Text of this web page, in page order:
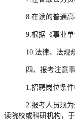
8.在读的普通高
9.根据《事业
10.法律、法规
四、报考注意
1.招聘岗位条
2.报考人员须
读院校或科研机构，